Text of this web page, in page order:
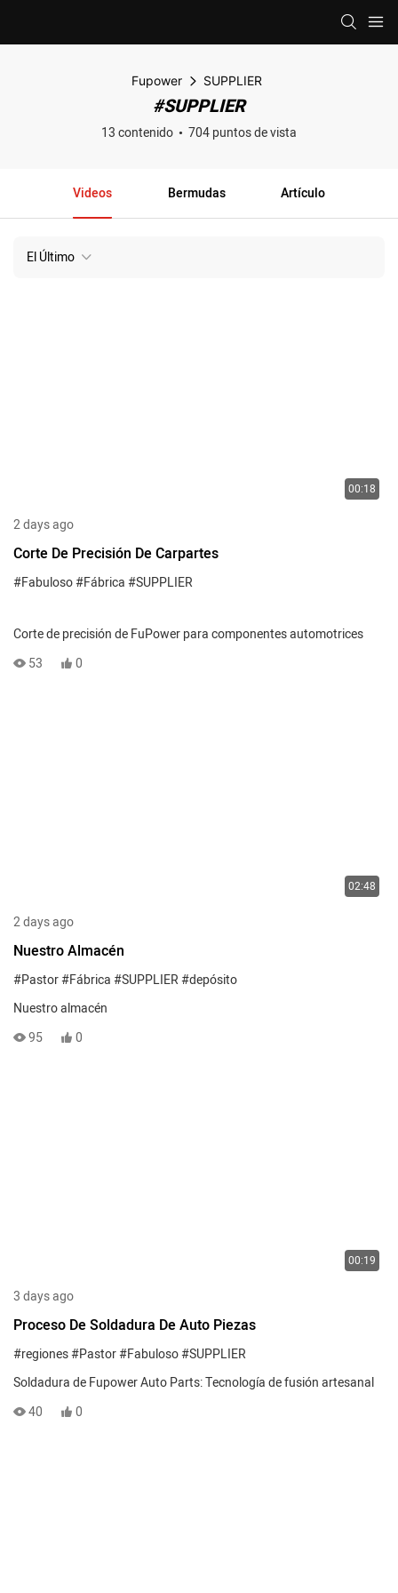
Fupower SUPPLIER
#SUPPLIER
13 contenido 704 puntos de vista
Videos Bermudas Artículo
El Último
00:18
2 days ago
Corte De Precisión De Carpartes
#Fabuloso#Fábrica#SUPPLIER
Corte de precisión de FuPower para componentes automotrices
53
0
02:48
2 days ago
Nuestro Almacén
#Pastor#Fábrica#SUPPLIER#depósito
Nuestro almacén
95
0
00:19
3 days ago
Proceso De Soldadura De Auto Piezas
#regiones#Pastor#Fabuloso#SUPPLIER
Soldadura de Fupower Auto Parts: Tecnología de fusión artesanal
40
0